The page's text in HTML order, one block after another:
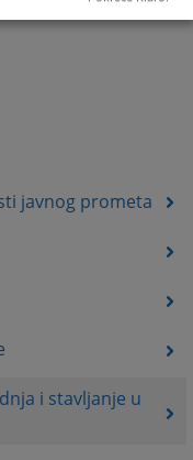
javnog prometa
i stavljanje u